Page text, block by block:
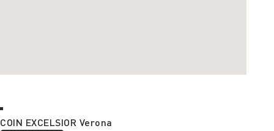
COIN EXCELSIOR Verona